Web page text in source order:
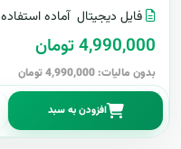
فایل دیجیتال آماده استفاده
4,990,000 تومان
بدون مالیات: 4,990,000 تومان
افزودن به سبد